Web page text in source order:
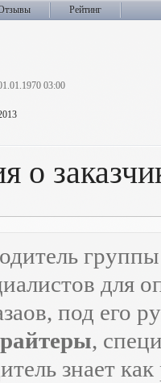
Рейтинг
03:00
о
для
под его
,
знает